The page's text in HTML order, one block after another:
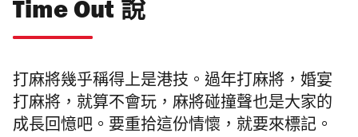
Time Out 說
打麻將幾乎稱得上是港技。過年打麻將 ，婚宴
打 麻將 ，就算不會玩，麻將碰撞聲也是大家的
成長回憶吧。要重拾這份情懷，就要來標記。